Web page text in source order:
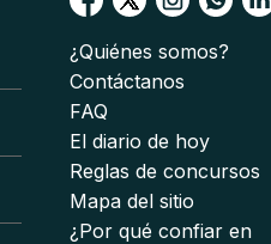
¿Quiénes somos?
Contáctanos
FAQ
El diario de hoy
Reglas de concursos
Mapa del sitio
¿Por qué confiar en